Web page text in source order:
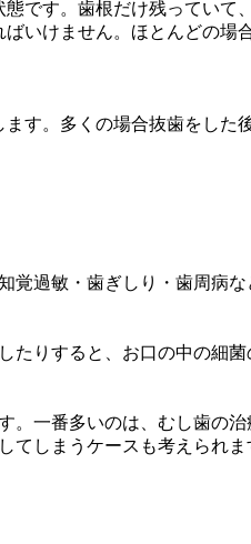
です。歯根だけ残ってい
いけません。ほとんどの場
す。多くの場合抜歯をし
覚過敏・歯ぎしり・歯周病
たりすると、お口の中の細
。一番多いのは、むし歯の
てしまうケースも考えられま